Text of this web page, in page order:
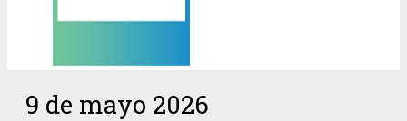
9 de mayo 2026